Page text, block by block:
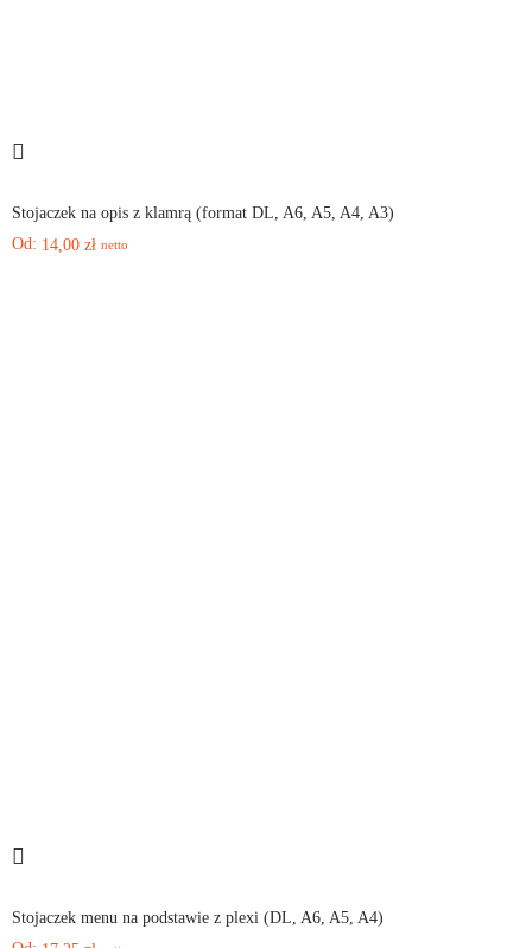
Stojaczek na opis z klamrą (format DL, A6, A5, A4, A3)
Od: 14,00 zł netto
Stojaczek menu na podstawie z plexi (DL, A6, A5, A4)